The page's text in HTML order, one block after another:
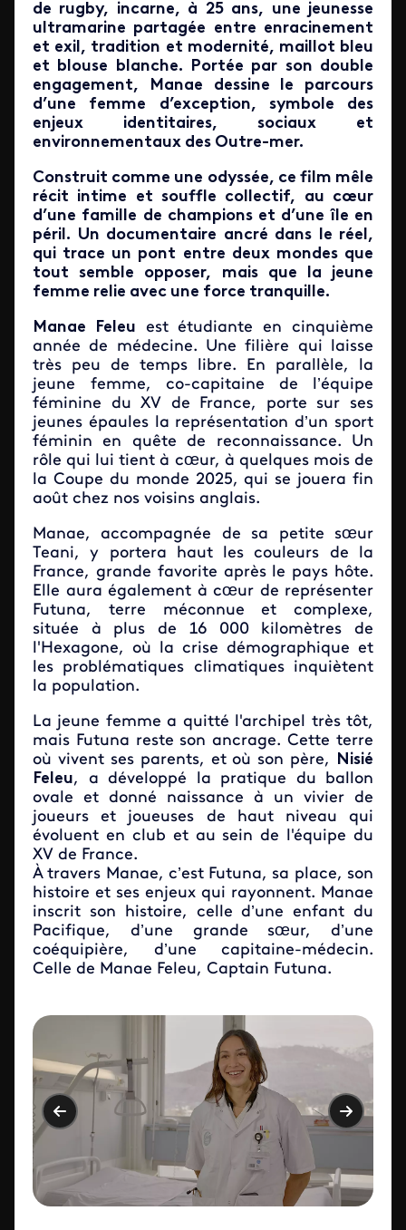
de rugby, incarne, à 25 ans, une jeunesse
ultramarine partagée entre enracinement
et exil, tradition et modernité, maillot bleu
et blouse blanche. Portée par son double
engagement, Manae dessine le parcours
d’une femme d’exception, symbole des
enjeux identitaires, sociaux et
environnementaux des Outre-mer.
Construit comme une odyssée, ce film mêle
récit intime et souffle collectif, au cœur
d’une famille de champions et d’une île en
péril. Un documentaire ancré dans le réel,
qui trace un pont entre deux mondes que
tout semble opposer, mais que la jeune
femme relie avec une force tranquille.
Manae Feleu est étudiante en cinquième
année de médecine. Une filière qui laisse
très peu de temps libre. En parallèle, la
jeune femme, co-capitaine
de l’équipe
féminine du XV de France, porte sur ses
jeunes épaules la représentation d’un sport
féminin en quête de reconnaissance. Un
rôle qui lui tient à cœur, à quelques mois de
la Coupe du monde 2025, qui se jouera fin
août chez nos voisins anglais.
Manae, accompagnée de sa petite sœur
Teani, y portera haut les couleurs de la
France, grande favorite après le pays hôte.
Elle aura également à cœur de représenter
Futuna, terre méconnue et complexe,
située à plus de 16 000 kilomètres de
l'Hexagone, où la crise démographique et
les problématiques climatiques inquiètent
la population.
La jeune femme a quitté l'archipel très tôt,
mais Futuna reste son ancrage. Cette terre
où vivent ses parents, et où son père, Nisié
Feleu, a développé la pratique du ballon
ovale et donné naissance à un vivier de
joueurs et joueuses de haut niveau qui
évoluent en club et au sein de l'équipe du
XV de France.
À travers Manae, c’est Futuna, sa place, son
histoire et ses enjeux qui rayonnent. Manae
inscrit son histoire, celle d’une enfant du
Pacifique, d’une grande sœur, d’une
coéquipière, d’une capitaine-médecin.
Celle de Manae Feleu, Captain Futuna.